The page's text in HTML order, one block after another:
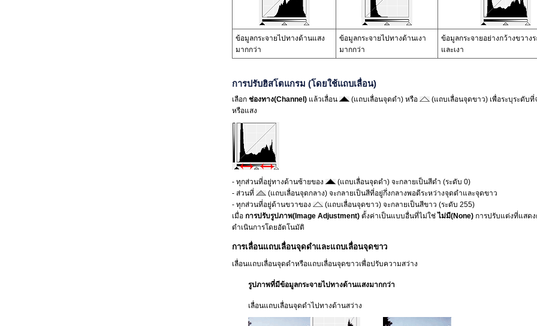
ข้อมูลกระจายไปทางด้านแสง
มากกว่า
ข้อมูลกระจายไปทางด้านเงา
มากกว่า
ข้อมูลกระจายอย่างกว้างขวาง
และเงา
การปรับฮิสโตแกรม (โดยใช้แถบเลื่อน)
เลือก ช่องทาง(Channel) แล้วเลื่อน (แถบเลื่อนจุดดำ) หรือ
(แถบเลื่อนจุดขาว) เพื่อระบุระดับที่
หรือแสง
- ทุกส่วนที่อยู่ทางด้านซ้ายของ
(แถบเลื่อนจุดดำ) จะกลายเป็นสีดำ (ระดับ 0)
- ส่วนที่
(แถบเลื่อนจุดกลาง) จะกลายเป็นสีที่อยู่กึ่งกลางพอดีระหว่างจุดดำและจุดขาว
- ทุกส่วนที่อยู่ด้านขวาของ
(แถบเลื่อนจุดขาว) จะกลายเป็นสีขาว (ระดับ 255)
เมื่อ การปรับรูปภาพ(Image Adjustment) ตั้งค่าเป็นแบบอื่นที่ไม่ใช่ ไม่มี(None) การปรับแต่งที่แสด
ดำเนินการโดยอัตโนมัติ
การเลื่อนแถบเลื่อนจุดดำและแถบเลื่อนจุดขาว
เลื่อนแถบเลื่อนจุดดำหรือแถบเลื่อนจุดขาวเพื่อปรับความสว่าง
รูปภาพที่มีข้อมูลกระจายไปทางด้านแสงมากกว่า
เลื่อนแถบเลื่อนจุดดำไปทางด้านสว่าง